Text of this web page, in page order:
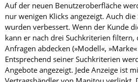
Auf der neuen Benutzeroberfläche
nur wenigen Klicks angezeigt. Auch
wurden verbessert. Wenn der Kunde
kann er nach drei Suchkriterien
Anfragen abdecken (»Modell«,
Entsprechend seiner Suchkriterien
Angebote angezeigt. Jede Anzeige ist